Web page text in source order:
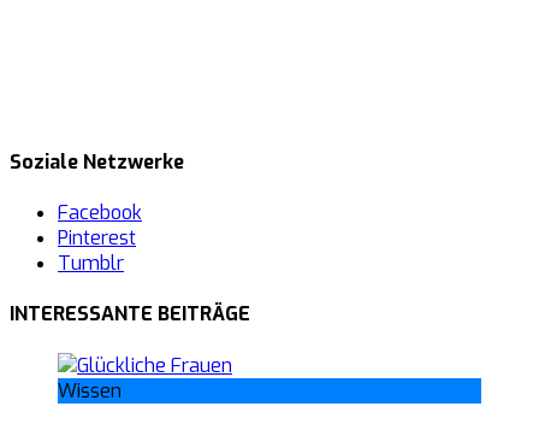
Soziale Netzwerke
Facebook
Pinterest
Tumblr
INTERESSANTE BEITRÄGE
Wissen